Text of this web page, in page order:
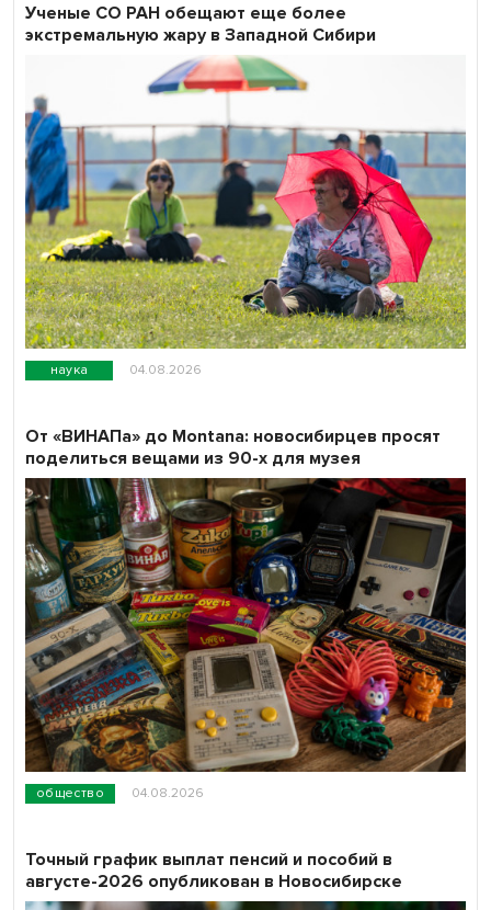
наука 04.08.2026
Ученые СО РАН обещают еще более
экстремальную жару в Западной Сибири
общество 04.08.2026
От «ВИНАПа» до Montana: новосибирцев просят
поделиться вещами из 90-х для музея
Точный график выплат пенсий и пособий в
августе-2026 опубликован в Новосибирске